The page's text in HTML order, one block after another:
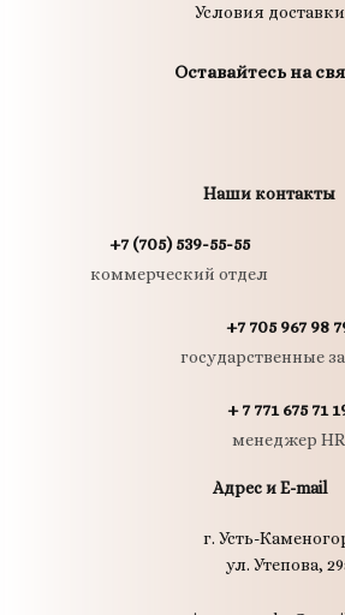
Условия доставки
Оставайтесь на
Наши контакты
+7 (705) 539-55-55
коммерческий отдел
+7 705 967 98
государственные
+ 7 771 675 71
менеджер HR
Адрес и E-mail
г. Усть-
ул. Утепова,